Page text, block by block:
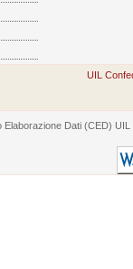
UIL
Dati (CED)